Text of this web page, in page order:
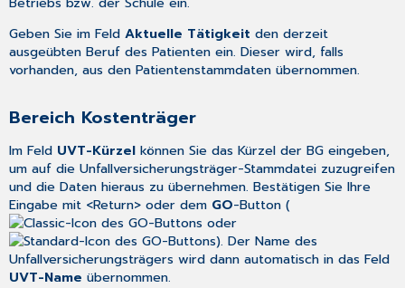
Geben Sie im FeldAktuelle Tätigkeit den derzeit
ausgeübten Beruf des Patienten ein. Dieser wird, falls
vorhanden, aus denPatientenstammdaten übernommen.
Bereich Kostenträger
Im Feld UVT-Kürzel können Sie das Kürzel der BG eingeben,
um auf dieUnfallversicherungsträger-Stammdatei zuzugreifen
und die Daten hieraus zu übernehmen. Bestätigen Sie Ihre
Eingabe mit <Return> oder dem GO-Button (
oder
). Der Name des
Unfallversicherungsträgers wird dann automatisch in das Feld
UVT-Name übernommen.